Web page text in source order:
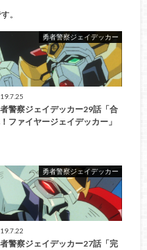
。
勇者警察ジェイデッカー
警察ジェイデッカー29話「合
ファイヤージェイデッカー」
勇者警察ジェイデッカー
警察ジェイデッカー27話「完